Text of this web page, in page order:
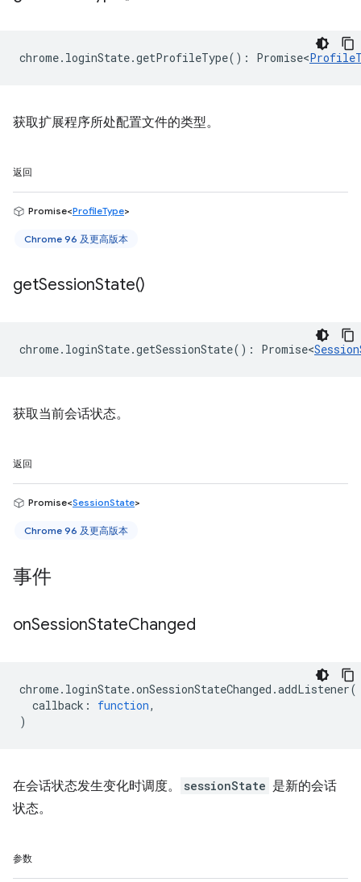
chrome. loginState.getProfileType() : Promise<
获取扩展程序所处配置文件的类型。
返回
Promise<ProfileType>
Chrome 96 及更高版本
getSessionState()
chrome. loginState.getSessionState() : Promise<
获取当前会话状态。
返回
Promise<SessionState>
Chrome 96 及更高版本
事件
onSessionStateChanged
chrome. loginState.onSessionStateChanged .addListener(
callback : function,
)
在会话状态发生变化时调度。 sessionState 是新的会话
状态。
参数